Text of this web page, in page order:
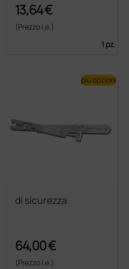
13,64 €
(Prezzo i.e.)
1 pz.
di sicurezza
64,00 €
(Prezzo i.e.)
più opzioni